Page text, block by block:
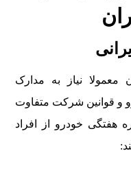
نیاز به مدارک
قوانین شرکت متفاوت
هفتگی خودرو از افراد